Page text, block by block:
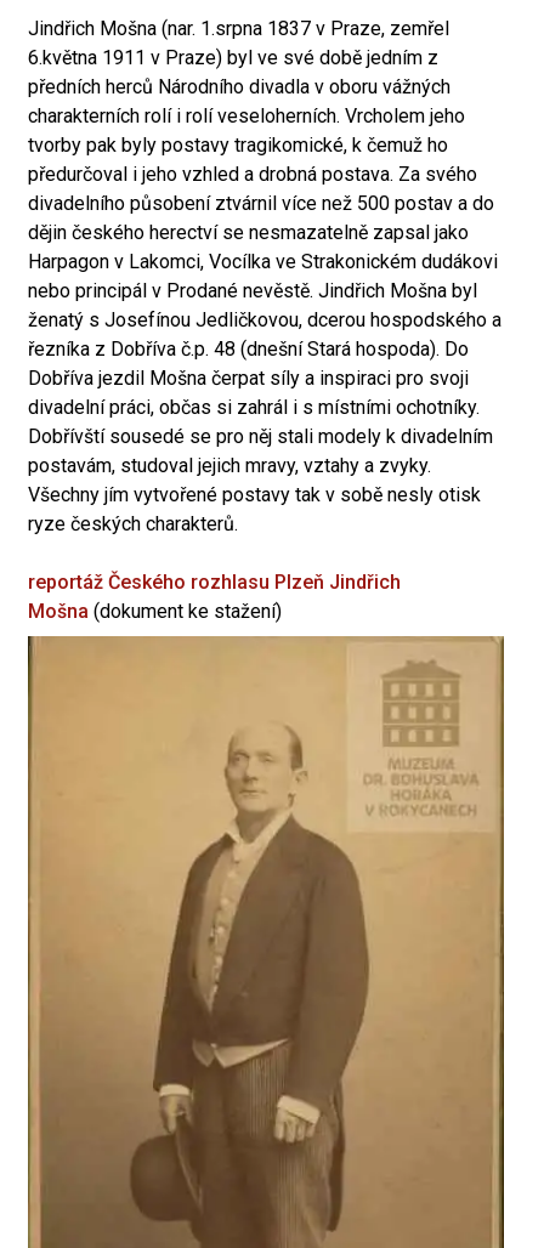
Jindřich Mošna (nar. 1.srpna 1837 v Praze, zemřel
6.května 1911 v Praze) byl ve své době jedním z
předních herců Národního divadla v oboru vážných
charakterních rolí i rolí veseloherních. Vrcholem jeho
tvorby pak byly postavy tragikomické, k čemuž ho
předurčoval i jeho vzhled a drobná postava. Za svého
divadelního působení ztvárnil více než 500 postav a do
dějin českého herectví se nesmazatelně zapsal jako
Harpagon v Lakomci, Vocílka ve Strakonickém dudákovi
nebo principál v Prodané nevěstě. Jindřich Mošna byl
ženatý s Josefínou Jedličkovou, dcerou hospodského a
řezníka z Dobříva č.p. 48 (dnešní Stará hospoda). Do
Dobříva jezdil Mošna čerpat síly a inspiraci pro svoji
divadelní práci, občas si zahrál i s místními ochotníky.
Dobřívští sousedé se pro něj stali modely k divadelním
postavám, studoval jejich mravy, vztahy a zvyky.
Všechny jím vytvořené postavy tak v sobě nesly otisk
ryze českých charakterů.
reportáž Českého rozhlasu Plzeň Jindřich
Mošna (dokument ke stažení)